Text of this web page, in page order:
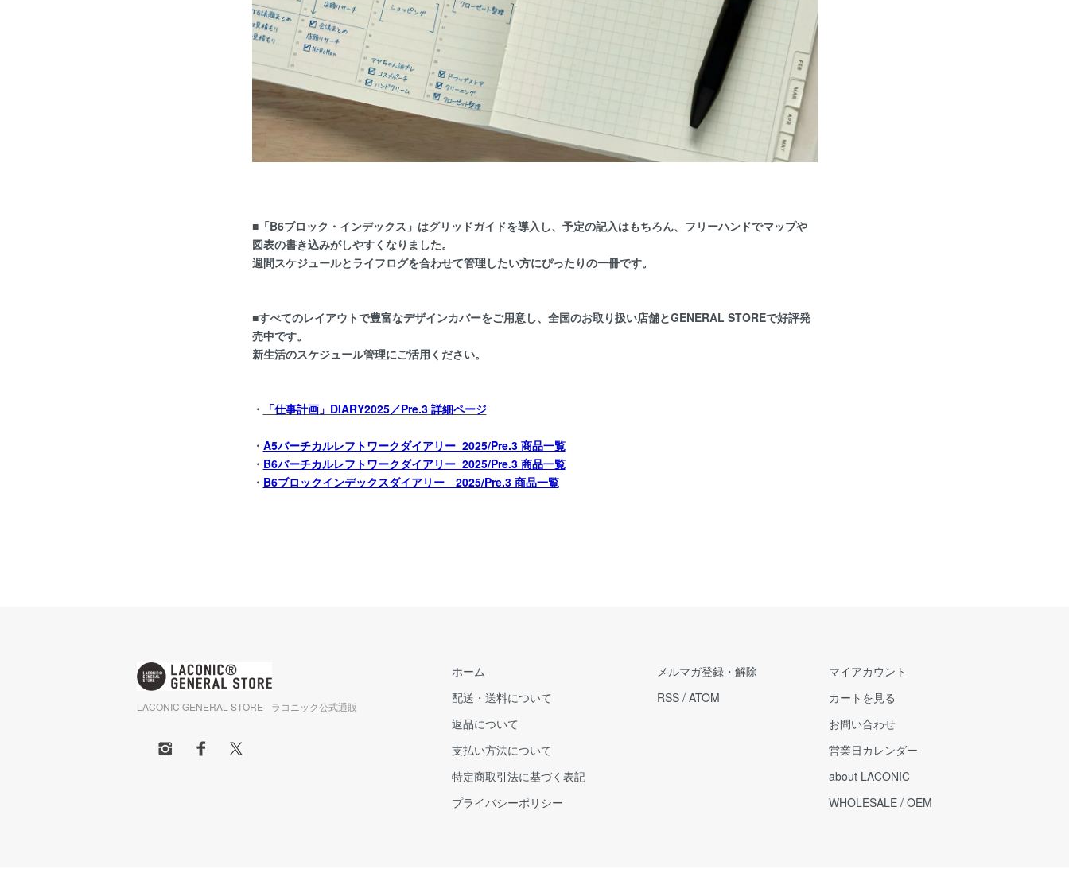
■「B6ブロック・インデックス」はグリッドガイドを導入し、予定の記入はもちろん、フリーハンドでマップや
図表の書き込みがしやすくなりました。
週間スケジュールとライフログを合わせて管理したい方にぴったりの一冊です。
■すべてのレイアウトで豊富なデザインカバーをご用意し、全国のお取り扱い店舗とGENERAL STOREで好評発
売中です。
新生活のスケジュール管理にご活用ください。
・ 「仕事計画」DIARY2025／Pre.3 詳細ページ
・ A5バーチカルレフトワークダイアリー 2025/Pre.3 商品一覧
・ B6バーチカルレフトワークダイアリー 2025/Pre.3 商品一覧
・ B6ブロックインデックスダイアリー 2025/Pre.3 商品一覧
LACONIC GENERAL STORE - ラコニック公式通販
ホーム
配送・送料について
返品について
支払い方法について
特定商取引法に基づく表記
プライバシーポリシー
メルマガ登録・解除
RSS / ATOM
マイアカウント
カートを見る
お問い合わせ
営業日カレンダー
about LACONIC
WHOLESALE / OEM